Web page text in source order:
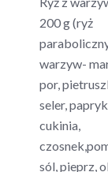
200 g (ryż
warzyw-
por,
seler,
cukinia,
sól, pieprz,